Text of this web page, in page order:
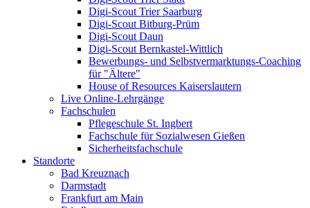
Digi-Scout Trier Saarburg
Digi-Scout Bitburg-Prüm
Digi-Scout Daun
Digi-Scout Bernkastel-Wittlich
Bewerbungs- und Selbstvermarktungs-Coaching
für "Ältere"
House of Resources Kaiserslautern
Live Online-Lehrgänge
Fachschulen
Pflegeschule St. Ingbert
Fachschule für Sozialwesen Gießen
Sicherheitsfachschule
Standorte
Bad Kreuznach
Darmstadt
Frankfurt am Main